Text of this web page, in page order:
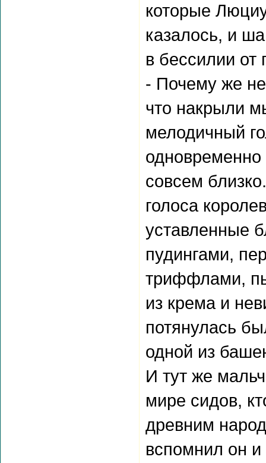
которые
казалось, и
в бессилии от
- Почему же
что накрыли
мелодичный
одновременно
совсем
голоса
уставленные
пудингами,
триффлами,
из крема и
потянулась
одной из
И тут же
мире сидов,
древним
вспомнил он и